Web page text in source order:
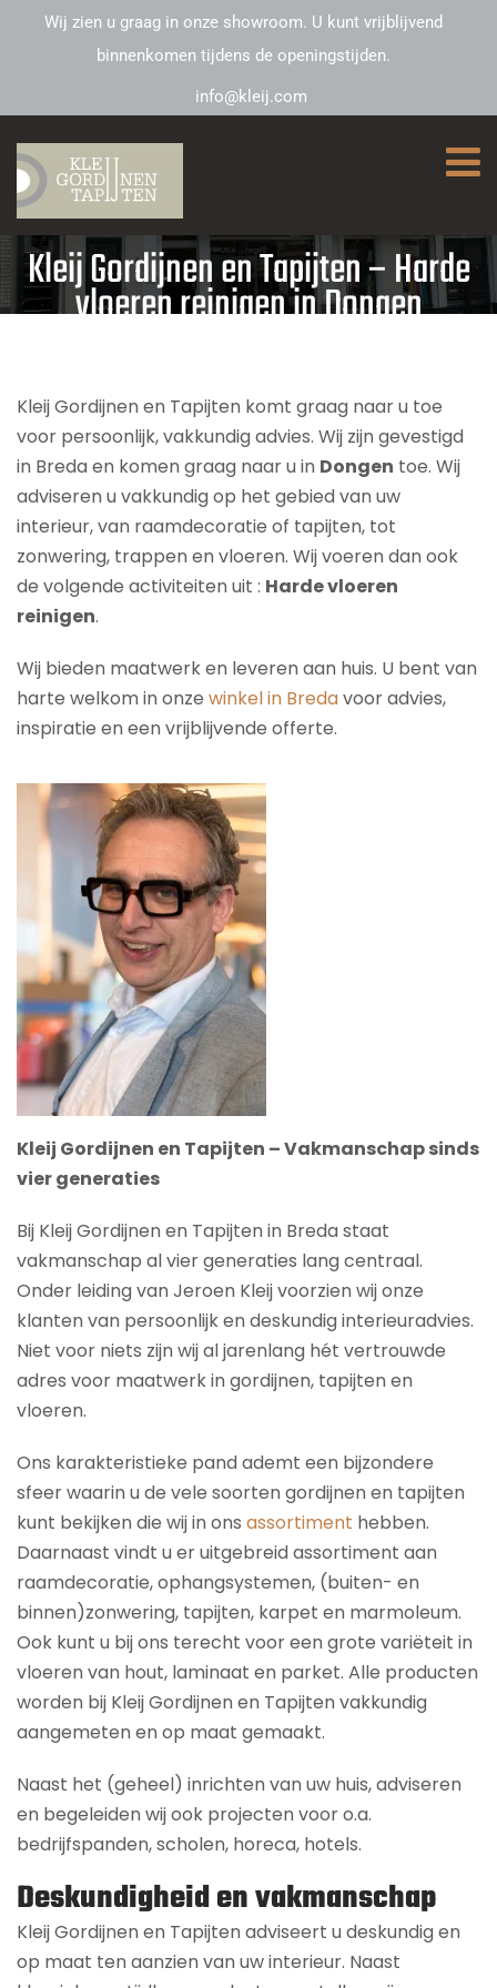
Wij zien u graag in onze showroom. U kunt vrijblijvend
binnenkomen tijdens de openingstijden.
info@kleij.com
Kleij Gordijnen en Tapijten – Harde
vloeren reinigen in Dongen
Kleij Gordijnen en Tapijten komt graag naar u toe
voor persoonlijk, vakkundig advies. Wij zijn gevestigd
in Breda en komen graag naar u in Dongen toe. Wij
adviseren u vakkundig op het gebied van uw
interieur, van raamdecoratie of tapijten, tot
zonwering, trappen en vloeren. Wij voeren dan ook
de volgende activiteiten uit : Harde vloeren
reinigen.
Wij bieden maatwerk en leveren aan huis. U bent van
harte welkom in onze winkel in Bredavoor advies,
inspiratie en een vrijblijvende offerte.
Kleij Gordijnen en Tapijten – Vakmanschap sinds
vier generaties
Bij Kleij Gordijnen en Tapijten in Breda staat
vakmanschap al vier generaties lang centraal.
Onder leiding van Jeroen Kleij voorzien wij onze
klanten van persoonlijk en deskundig interieuradvies.
Niet voor niets zijn wij al jarenlang hét vertrouwde
adres voor maatwerk in gordijnen, tapijten en
vloeren.
Ons karakteristieke pand ademt een bijzondere
sfeer waarin u de vele soorten gordijnen en tapijten
kunt bekijken die wij in ons assortiment hebben.
Daarnaast vindt u er uitgebreid assortiment aan
raamdecoratie, ophangsystemen, (buiten- en
binnen)zonwering, tapijten, karpet en marmoleum.
Ook kunt u bij ons terecht voor een grote variëteit in
vloeren van hout, laminaat en parket. Alle producten
worden bij Kleij Gordijnen en Tapijten vakkundig
aangemeten en op maat gemaakt.
Naast het (geheel) inrichten van uw huis, adviseren
en begeleiden wij ook projecten voor o.a.
bedrijfspanden, scholen, horeca, hotels.
Deskundigheid en vakmanschap
Kleij Gordijnen en Tapijten adviseert u deskundig en
op maat ten aanzien van uw interieur. Naast